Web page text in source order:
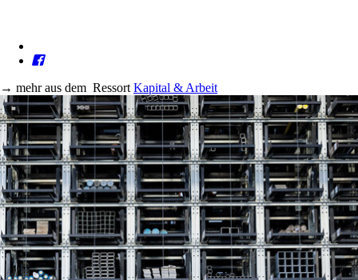
→ mehr aus dem Ressort Kapital & Arbeit